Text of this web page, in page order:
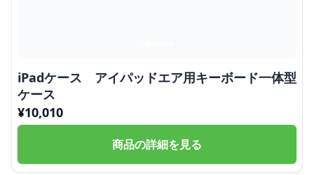
iPadケース アイパッドエア用キーボード一体型
ケース
¥10,010
商品の詳細を見る